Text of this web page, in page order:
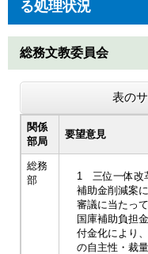
る処理状況
総務文教委員会
表の
関係
部局
要望意見
総務
部
1 三位一体改
補助金削減案
審議に当たって
国庫補助負担
付金化により
の自主性・裁